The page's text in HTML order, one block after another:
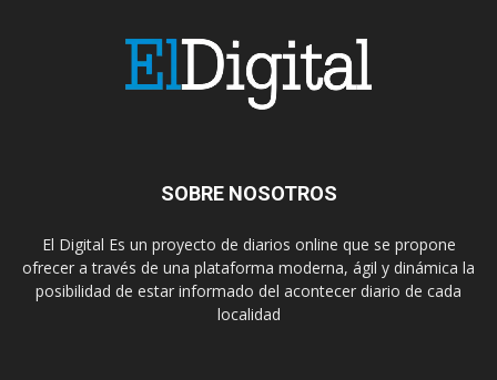
SOBRE NOSOTROS
El Digital Es un proyecto de diarios online que se propone
ofrecer a través de una plataforma moderna, ágil y dinámica la
posibilidad de estar informado del acontecer diario de cada
localidad